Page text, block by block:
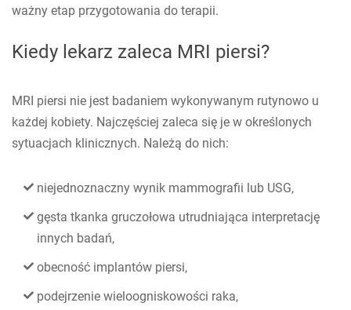
ważny etap przygotowania do terapii.
Kiedy lekarz zaleca MRI piersi?
MRI piersi nie jest badaniem wykonywanym rutynowo u
każdej kobiety. Najczęściej zaleca się je w określonych
sytuacjach klinicznych. Należą do nich:
niejednoznaczny wynik mammografii lub USG,
gęsta tkanka gruczołowa utrudniająca interpretację
innych badań,
obecność implantów piersi,
podejrzenie wieloogniskowości raka,